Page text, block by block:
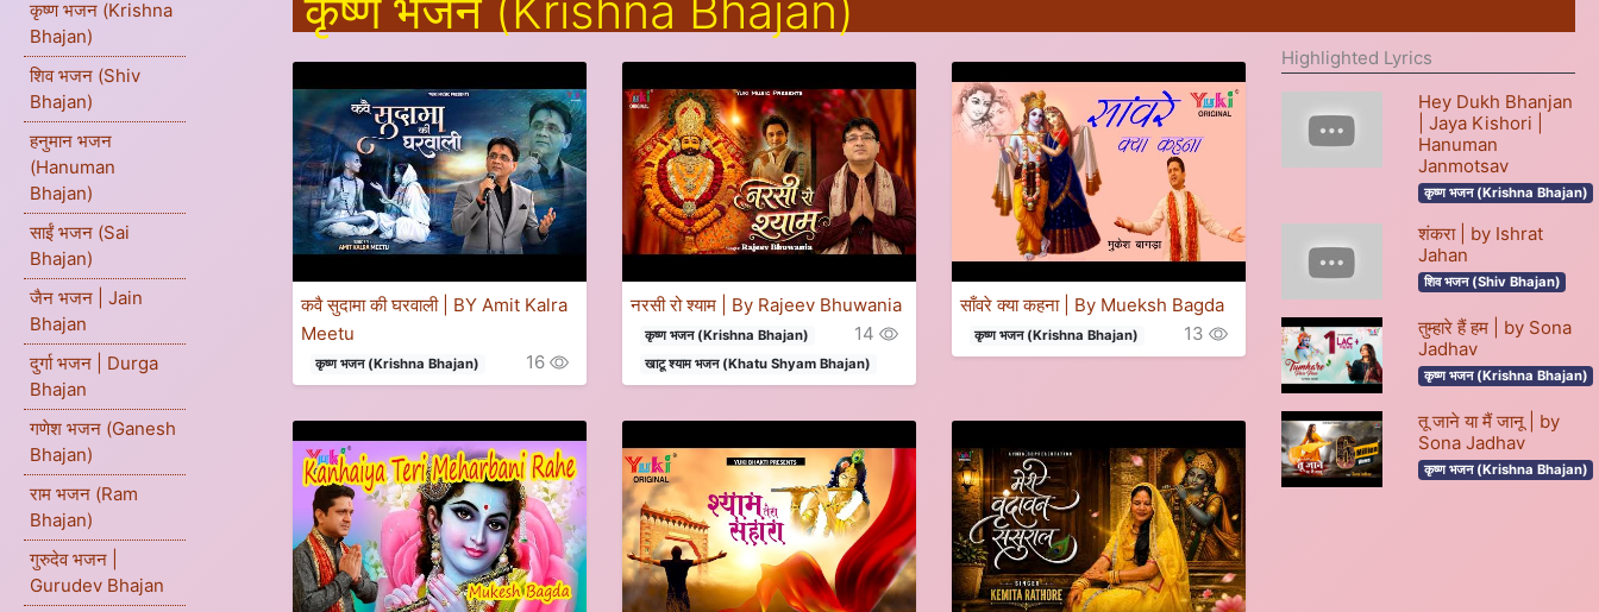
कृष्ण भजन (Krishna
Bhajan)
शिव भजन (Shiv
Bhajan)
हनुमान भजन
(Hanuman
Bhajan)
साईं भजन (Sai
Bhajan)
जैन भजन | Jain
Bhajan
दुर्गा भजन | Durga
Bhajan
गणेश भजन (Ganesh
Bhajan)
राम भजन (Ram
Bhajan)
गुरुदेव भजन |
Gurudev Bhajan
कवै सुदामा की घरवाली | BY Amit Kalra
Meetu
कृष्ण भजन (Krishna Bhajan) 16
नरसी रो श्याम | By Rajeev Bhuwania
कृष्ण भजन (Krishna Bhajan)
खाटू श्याम भजन (Khatu Shyam Bhajan)
14
साँवरे क्या कहना | By Mueksh Bagda
कृष्ण भजन (Krishna Bhajan) 13
Highlighted Lyrics
Hey Dukh Bhanjan
| Jaya Kishori |
Hanuman
Janmotsav
कृष्ण भजन (Krishna Bhajan)
शंकरा | by Ishrat
Jahan
शिव भजन (Shiv Bhajan)
तुम्हारे हैं हम | by Sona
Jadhav
कृष्ण भजन (Krishna Bhajan)
तू जाने या मैं जानू | by
Sona Jadhav
कृष्ण भजन (Krishna Bhajan)